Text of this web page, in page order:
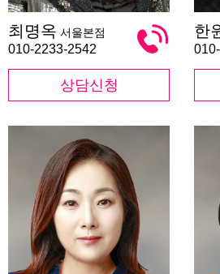
명
옥
최명옥 서울본점
010-2233-2542
상담신청
원
정
한